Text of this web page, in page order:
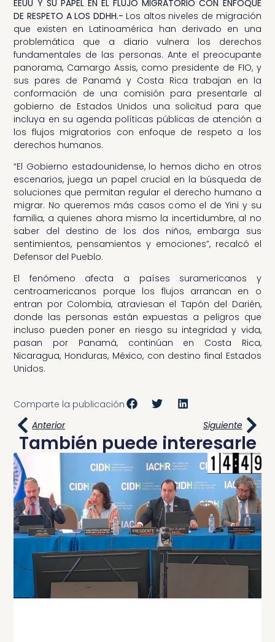
EEUU Y SU PAPEL EN EL FLUJO MIGRATORIO CON ENFOQUE
DE RESPETO A LOS DDHH.- Los altos niveles de migración
que existen en Latinoamérica han derivado en una
problemática que a diario vulnera los derechos
fundamentales de las personas. Ante el preocupante
panorama, Camargo Assis, como presidente de FIO, y
sus pares de Panamá y Costa Rica trabajan en la
conformación de una comisión para presentarle al
gobierno de Estados Unidos una solicitud para que
incluya en su agenda políticas públicas de atención a
los flujos migratorios con enfoque de respeto a los
derechos humanos.
“El Gobierno estadounidense, lo hemos dicho en otros
escenarios, juega un papel crucial en la búsqueda de
soluciones que permitan regular el derecho humano a
migrar. No queremos más casos como el de Yini y su
familia, a quienes ahora mismo la incertidumbre, al no
saber del destino de los dos niños, embarga sus
sentimientos, pensamientos y emociones”, recalcó el
Defensor del Pueblo.
El fenómeno afecta a países suramericanos y
centroamericanos porque los flujos arrancan en o
entran por Colombia, atraviesan el Tapón del Darién,
donde las personas están expuestas a peligros que
incluso pueden poner en riesgo su integridad y vida,
pasan por Panamá, continúan en Costa Rica,
Nicaragua, Honduras, México, con destino final Estados
Unidos.
Comparte la publicación
Anterior
Siguiente
También puede interesarle